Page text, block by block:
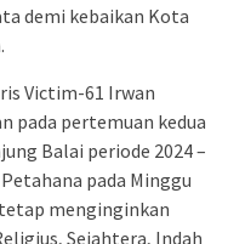
demi kebaikan Kota
Victim-61 Irwan
pada pertemuan kedua
Balai periode 2024 –
pada Minggu
menginginkan
Sejahtera, Indah